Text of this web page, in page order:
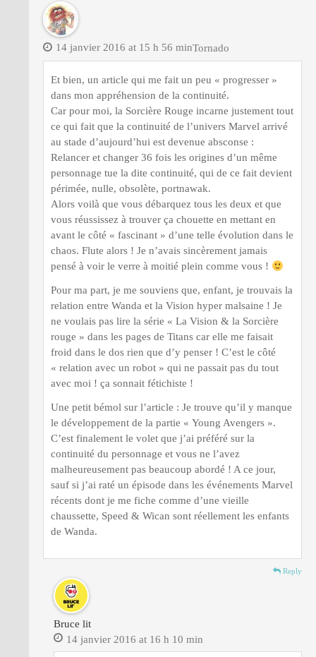
Tornado
14 janvier 2016 at 15 h 56 min
Et bien, un article qui me fait un peu « progresser »
dans mon appréhension de la continuité.
Car pour moi, la Sorcière Rouge incarne justement tout
ce qui fait que la continuité de l’univers Marvel arrivé
au stade d’aujourd’hui est devenue absconse :
Relancer et changer 36 fois les origines d’un même
personnage tue la dite continuité, qui de ce fait devient
périmée, nulle, obsolète, portnawak.
Alors voilà que vous débarquez tous les deux et que
vous réussissez à trouver ça chouette en mettant en
avant le côté « fascinant » d’une telle évolution dans le
chaos. Flute alors ! Je n’avais sincèrement jamais
pensé à voir le verre à moitié plein comme vous !
Pour ma part, je me souviens que, enfant, je trouvais la
relation entre Wanda et la Vision hyper malsaine ! Je
ne voulais pas lire la série « La Vision & la Sorcière
rouge » dans les pages de Titans car elle me faisait
froid dans le dos rien que d’y penser ! C’est le côté
« relation avec un robot » qui ne passait pas du tout
avec moi ! ça sonnait fétichiste !
Une petit bémol sur l’article : Je trouve qu’il y manque
le développement de la partie « Young Avengers ».
C’est finalement le volet que j’ai préféré sur la
continuité du personnage et vous ne l’avez
malheureusement pas beaucoup abordé ! A ce jour,
sauf si j’ai raté un épisode dans les événements Marvel
récents dont je me fiche comme d’une vieille
chaussette, Speed & Wican sont réellement les enfants
de Wanda.
Reply
Bruce lit
14 janvier 2016 at 16 h 10 min